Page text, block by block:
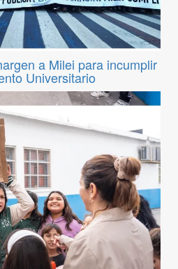
a Milei para incumplir
Universitario